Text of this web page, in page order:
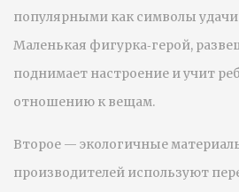
популярными как символы удачи
Маленькая фигурка‑герой,
поднимает настроение и учит
отношению к вещам.
Второе — экологичные
производителей используют